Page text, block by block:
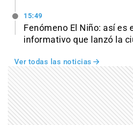
15:49
Fenómeno El Niño: así es
informativo que lanzó la
Ver todas las noticias